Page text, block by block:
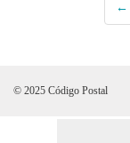
←
© 2025 Código Postal